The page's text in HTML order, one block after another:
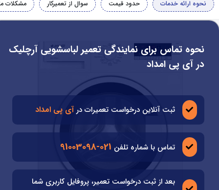
نحوه ارائه خدمات حدود قیمت سوال از تعمیرکار مشکلات
نحوه تماس برای نمایندگی تعمیر لباسشویی آرچلیک
در آی پی امداد
ثبت آنلاین درخواست تعمیرات درآی پی امداد
تماس با شماره تلفن 021-91003098
بعد از ثبت درخواست تعمیر، پروفایل کاربری شما